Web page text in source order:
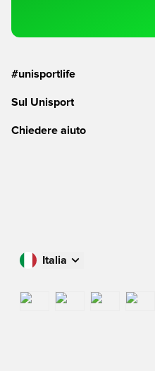
#unisportlife
Sul Unisport
Chiedere aiuto
Italia